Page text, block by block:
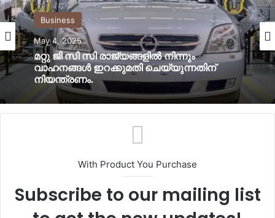
Business
May 4, 2025
മറ്റു ജി സി സി രാജ്യങ്ങളില്‍ നിന്നും
വാഹനങ്ങള്‍ ഇറക്കുമതി ചെയ്യുന്നതിന്
നിയന്ത്രണം.
With Product You Purchase
Subscribe to our mailing list